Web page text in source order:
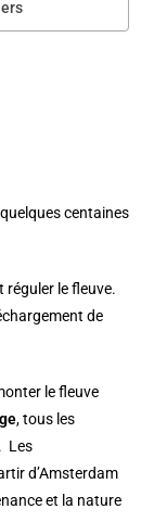
centaines
réguler le fleuve.
de
le fleuve
, tous les
Les
d’Amsterdam
et la nature